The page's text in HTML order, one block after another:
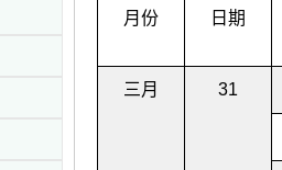
月份 日期
三月 31